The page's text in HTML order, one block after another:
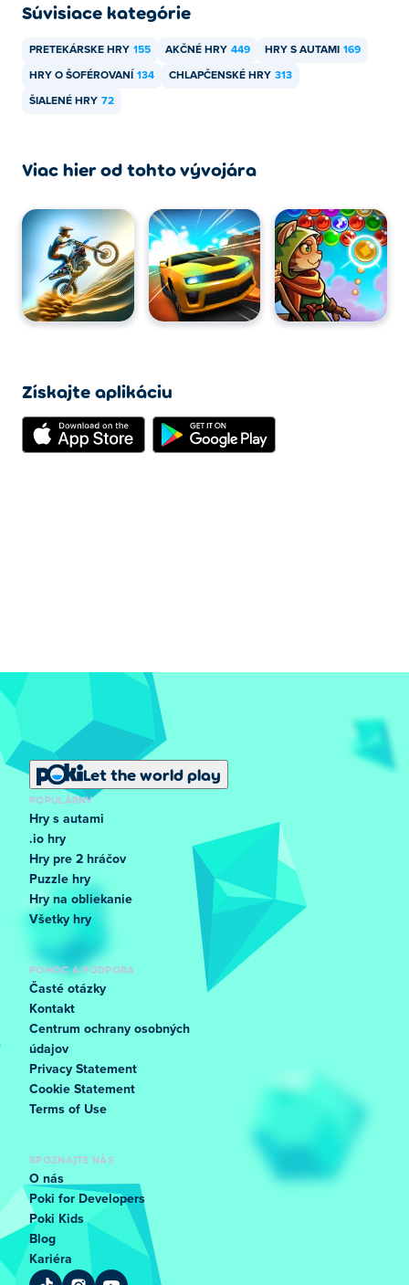
Súvisiace kategórie
PRETEKÁRSKE HRY 155 AKČNÉ HRY 449 HRY S AUTAMI 169
HRY O ŠOFÉROVANÍ 134 CHLAPČENSKÉ HRY 313
ŠIALENÉ HRY 72
Viac hier od tohto vývojára
Získajte aplikáciu
Let the world play
POPULÁRNY
Hry s autami
.io hry
Hry pre 2 hráčov
Puzzle hry
Hry na obliekanie
Všetky hry
POMOC A PODPORA
Časté otázky
Kontakt
Centrum ochrany osobných
údajov
Privacy Statement
Cookie Statement
Terms of Use
SPOZNAJTE NÁS
O nás
Poki for Developers
Poki Kids
Blog
Kariéra